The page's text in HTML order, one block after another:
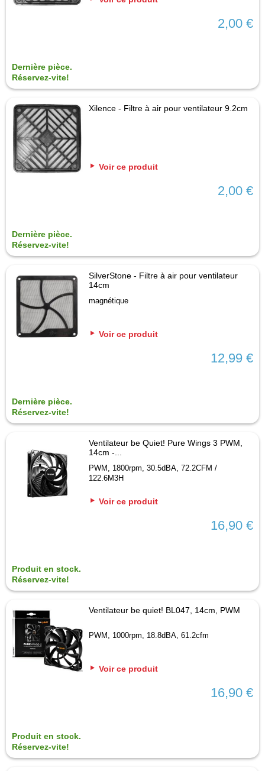
2,00 €
Dernière pièce.
Réservez-vite!
Xilence - Filtre à air pour ventilateur 9.2cm
Voir ce produit
2,00 €
Dernière pièce.
Réservez-vite!
SilverStone - Filtre à air pour ventilateur
14cm
magnétique
Voir ce produit
12,99 €
Dernière pièce.
Réservez-vite!
Ventilateur be Quiet! Pure Wings 3 PWM,
14cm -...
PWM, 1800rpm, 30.5dBA, 72.2CFM /
122.6M3H
Voir ce produit
16,90 €
Produit en stock.
Réservez-vite!
Ventilateur be quiet! BL047, 14cm, PWM
PWM, 1000rpm, 18.8dBA, 61.2cfm
Voir ce produit
16,90 €
Produit en stock.
Réservez-vite!